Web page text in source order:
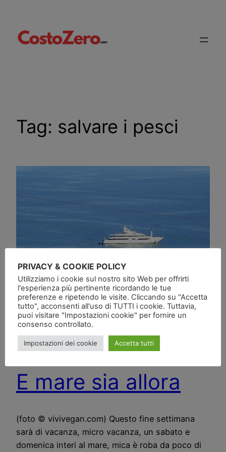
contenuto
Tag: salvare i pesci
E mare sia allora
(foto © vivivegan.com) Questo fine settimana
sarà di vacanza, micro vacanza, un sabato e
domenica interi al mare, mica è roba da poco di
PRIVACY & COOKIE POLICY
Utilizziamo i cookie sul nostro sito Web per offrirti
l'esperienza più pertinente ricordando le tue
preferenze e ripetendo le visite. Cliccando su "Accetta
tutto", acconsenti all'uso di TUTTI i cookie. Tuttavia,
puoi visitare "Impostazioni cookie" per fornire un
consenso controllato.
Impostazioni dei cookie Accetta tutti